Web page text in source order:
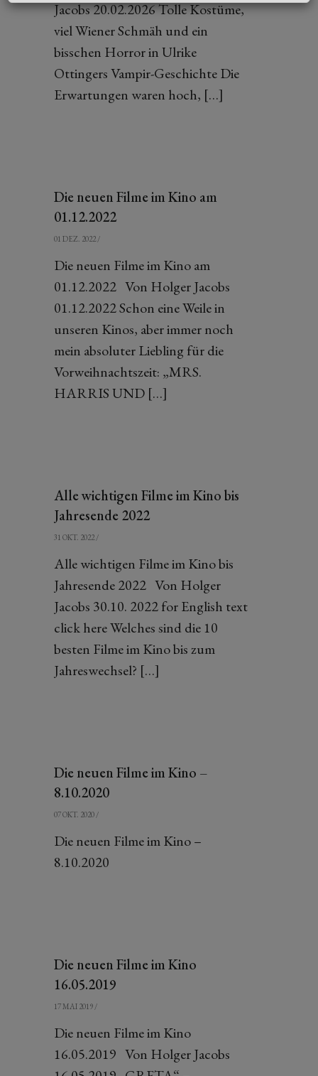
Jacobs 20.02.2026 Tolle Kostüme,
viel Wiener Schmäh und ein
bisschen Horror in Ulrike
Ottingers Vampir-Geschichte Die
Erwartungen waren hoch, […]
Die neuen Filme im Kino am
01.12.2022
01 DEZ. 2022 /
Die neuen Filme im Kino am
01.12.2022 Von Holger Jacobs
01.12.2022 Schon eine Weile in
unseren Kinos, aber immer noch
mein absoluter Liebling für die
Vorweihnachtszeit: „MRS.
HARRIS UND […]
Alle wichtigen Filme im Kino bis
Jahresende 2022
31 OKT. 2022 /
Alle wichtigen Filme im Kino bis
Jahresende 2022 Von Holger
Jacobs 30.10. 2022 for English text
click here Welches sind die 10
besten Filme im Kino bis zum
Jahreswechsel? […]
Die neuen Filme im Kino –
8.10.2020
07 OKT. 2020 /
Die neuen Filme im Kino –
8.10.2020
Die neuen Filme im Kino
16.05.2019
17 MAI 2019 /
Die neuen Filme im Kino
16.05.2019 Von Holger Jacobs